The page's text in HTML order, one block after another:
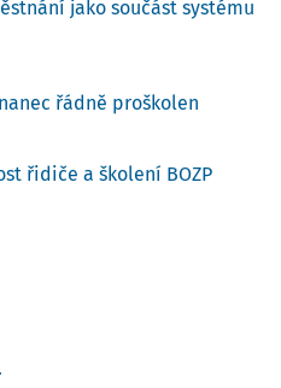
jako součást systému
řádně proškolen
řidiče a školení BOZP